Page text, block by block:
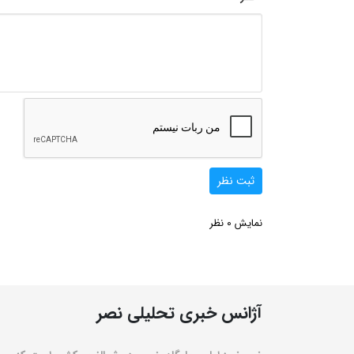
ثبت نظر
نمایش 0 نظر
آژانس خبری تحلیلی نصر